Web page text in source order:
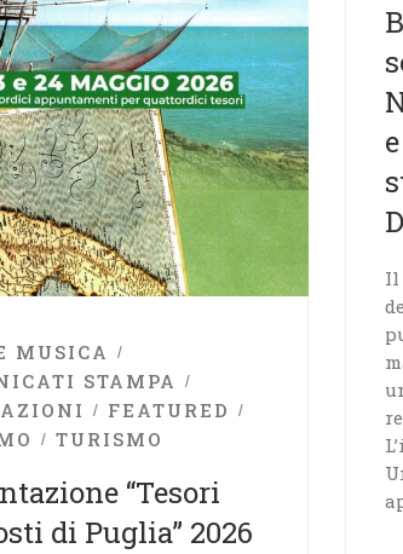
Il
MUSICA
STAMPA
FEATURED
TURISMO
“Tesori
di Puglia” 2026